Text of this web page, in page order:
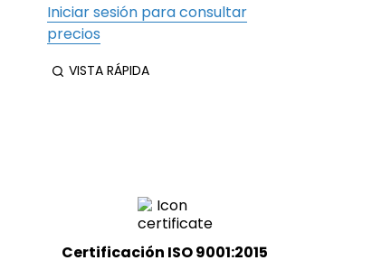
Iniciar sesión para consultar
precios
VISTA RÁPIDA
Certificación ISO 9001:2015